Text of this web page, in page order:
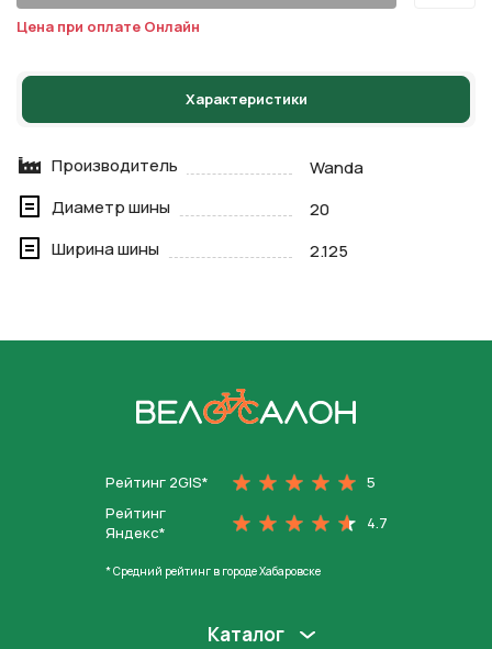
Цена при оплате Онлайн
Характеристики
Производитель
Wanda
Диаметр шины
20
Ширина шины
2.125
Рейтинг 2GIS*
5
Рейтинг
Яндекс*
4.7
* Средний рейтинг в городе Хабаровске
Каталог